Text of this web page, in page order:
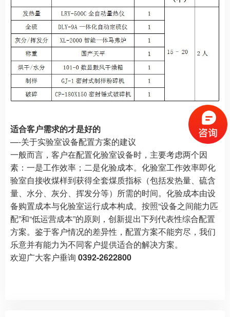
适合客户需求的才是好的
—-关于实验室设备配置方案的建议
一般而言，客户在配置化验室设备时，主要考虑两个因
素：一是工作效率；二是化验成本。化验室工作效率即化
验室自接收煤样到获得全套煤质指标（包括发热量、硫含
量、水分、灰分、挥发分等）所需的时间。化验成本由设
备购置成本与化验室运行成本构成。按照“设备之间能力匹
配”和“低运营成本”的原则，创新提出下列代表性综合配置
方案。鉴于客户情况的差异性，配置方案不能穷尽，我们
乐意并有能力为不同客户提供适合的解决方案。
欢迎广大客户垂询 0392-2622800